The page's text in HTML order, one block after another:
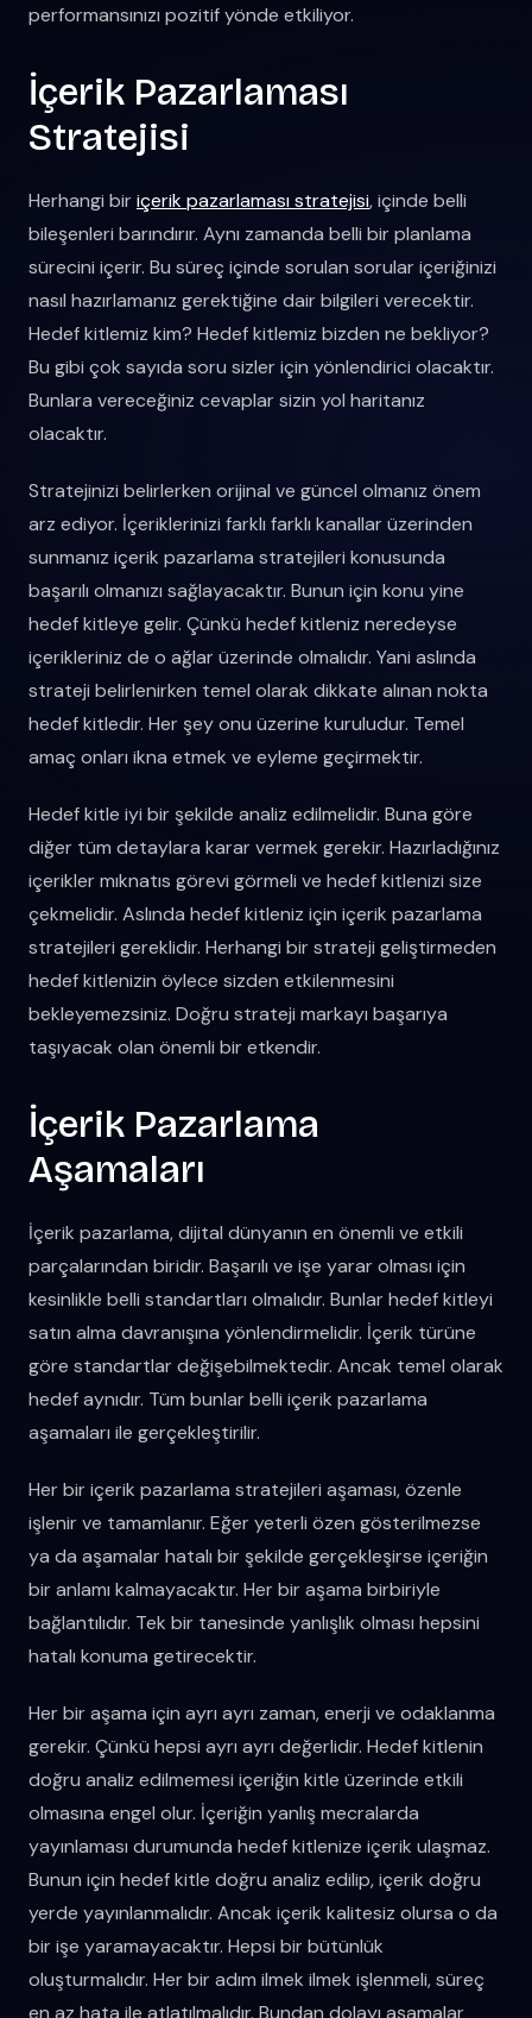
performansınızı pozitif yönde etkiliyor.
İçerik Pazarlaması
Stratejisi
Herhangi bir içerik pazarlaması stratejisi, içinde belli
bileşenleri barındırır. Aynı zamanda belli bir planlama
sürecini içerir. Bu süreç içinde sorulan sorular içeriğinizi
nasıl hazırlamanız gerektiğine dair bilgileri verecektir.
Hedef kitlemiz kim? Hedef kitlemiz bizden ne bekliyor?
Bu gibi çok sayıda soru sizler için yönlendirici olacaktır.
Bunlara vereceğiniz cevaplar sizin yol haritanız
olacaktır.
Stratejinizi belirlerken orijinal ve güncel olmanız önem
arz ediyor. İçeriklerinizi farklı farklı kanallar üzerinden
sunmanız içerik pazarlama stratejileri konusunda
başarılı olmanızı sağlayacaktır. Bunun için konu yine
hedef kitleye gelir. Çünkü hedef kitleniz neredeyse
içerikleriniz de o ağlar üzerinde olmalıdır. Yani aslında
strateji belirlenirken temel olarak dikkate alınan nokta
hedef kitledir. Her şey onu üzerine kuruludur. Temel
amaç onları ikna etmek ve eyleme geçirmektir.
Hedef kitle iyi bir şekilde analiz edilmelidir. Buna göre
diğer tüm detaylara karar vermek gerekir. Hazırladığınız
içerikler mıknatıs görevi görmeli ve hedef kitlenizi size
çekmelidir. Aslında hedef kitleniz için içerik pazarlama
stratejileri gereklidir. Herhangi bir strateji geliştirmeden
hedef kitlenizin öylece sizden etkilenmesini
bekleyemezsiniz. Doğru strateji markayı başarıya
taşıyacak olan önemli bir etkendir.
İçerik Pazarlama
Aşamaları
İçerik pazarlama, dijital dünyanın en önemli ve etkili
parçalarından biridir. Başarılı ve işe yarar olması için
kesinlikle belli standartları olmalıdır. Bunlar hedef kitleyi
satın alma davranışına yönlendirmelidir. İçerik türüne
göre standartlar değişebilmektedir. Ancak temel olarak
hedef aynıdır. Tüm bunlar belli içerik pazarlama
aşamaları ile gerçekleştirilir.
Her bir içerik pazarlama stratejileri aşaması, özenle
işlenir ve tamamlanır. Eğer yeterli özen gösterilmezse
ya da aşamalar hatalı bir şekilde gerçekleşirse içeriğin
bir anlamı kalmayacaktır. Her bir aşama birbiriyle
bağlantılıdır. Tek bir tanesinde yanlışlık olması hepsini
hatalı konuma getirecektir.
Her bir aşama için ayrı ayrı zaman, enerji ve odaklanma
gerekir. Çünkü hepsi ayrı ayrı değerlidir. Hedef kitlenin
doğru analiz edilmemesi içeriğin kitle üzerinde etkili
olmasına engel olur. İçeriğin yanlış mecralarda
yayınlaması durumunda hedef kitlenize içerik ulaşmaz.
Bunun için hedef kitle doğru analiz edilip, içerik doğru
yerde yayınlanmalıdır. Ancak içerik kalitesiz olursa o da
bir işe yaramayacaktır. Hepsi bir bütünlük
oluşturmalıdır. Her bir adım ilmek ilmek işlenmeli, süreç
en az hata ile atlatılmalıdır. Bundan dolayı aşamalar